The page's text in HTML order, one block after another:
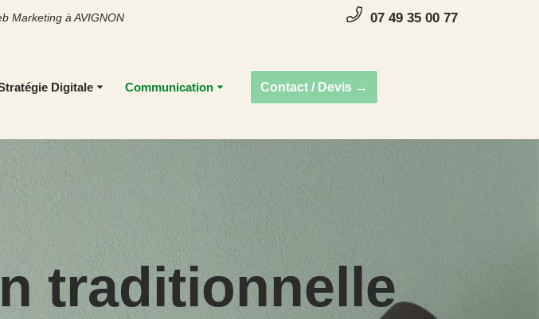
Marketing à AVIGNON 07 49 35 00 77
Digitale Communication Contact / Devis →
traditionnelle